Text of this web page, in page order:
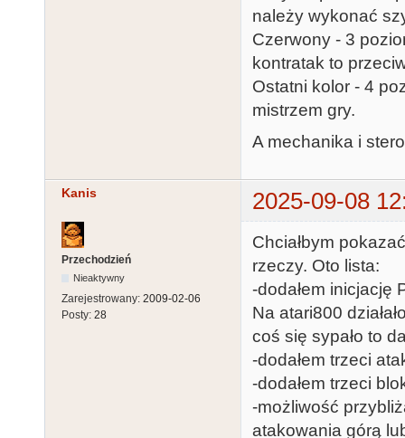
należy wykonać
Czerwony - 3
kontratak to
Ostatni kolor - 4
mistrzem gry.
A mechanika i
Kanis 2025-09-08
Przechodzień
Nieaktywny
Zarejestrowany: 2009-02-06
Posty: 28
Chciałbym
rzeczy. Oto lista:
-dodałem inicjację
Na atari800
coś się sypało to
-dodałem trzeci
-dodałem trzeci
-możliwość
atakowania górą